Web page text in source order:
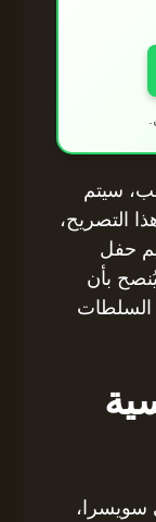
سيتم
التصريح،
حفل
بأن
السلطات
سويسرا،